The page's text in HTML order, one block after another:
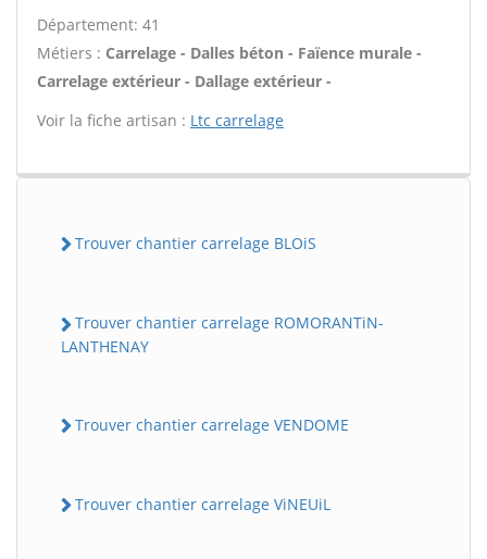
Département: 41
Métiers : Carrelage - Dalles béton - Faïence murale -
Carrelage extérieur - Dallage extérieur -
Voir la fiche artisan : Ltc carrelage
Trouver chantier carrelage BLOiS
Trouver chantier carrelage ROMORANTiN-
LANTHENAY
Trouver chantier carrelage VENDOME
Trouver chantier carrelage ViNEUiL